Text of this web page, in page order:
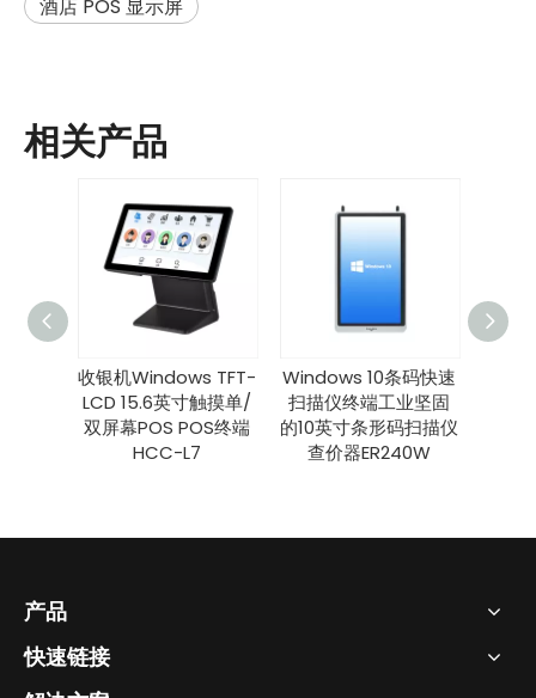
酒店 POS 显示屏
相关产品
收银机Windows TFT-
LCD 15.6英寸触摸单/
双屏幕POS POS终端
HCC-L7
Windows 10条码快速
扫描仪终端工业坚固
的10英寸条形码扫描仪
查价器ER240W
产品
快速链接